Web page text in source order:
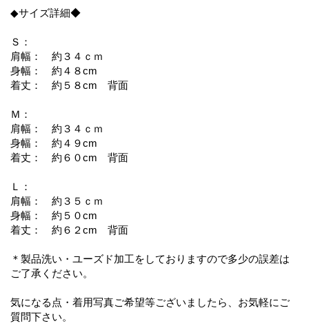
◆サイズ詳細◆
Ｓ：
肩幅： 約３４ｃｍ
身幅： 約４８cm
着丈： 約５８cm 背面
Ｍ：
肩幅： 約３４ｃｍ
身幅： 約４９cm
着丈： 約６０cm 背面
Ｌ：
肩幅： 約３５ｃｍ
身幅： 約５０cm
着丈： 約６２cm 背面
＊製品洗い・ユーズド加工をしておりますので多少の誤差は
ご了承ください。
気になる点・着用写真ご希望等ございましたら、お気軽にご
質問下さい。